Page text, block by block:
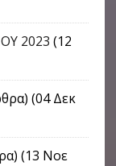
2023 (12
(04 Δεκ
(13 Νοε